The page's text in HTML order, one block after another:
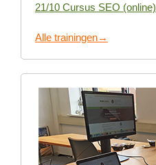
21/10 Cursus SEO (online)
Alle trainingen→